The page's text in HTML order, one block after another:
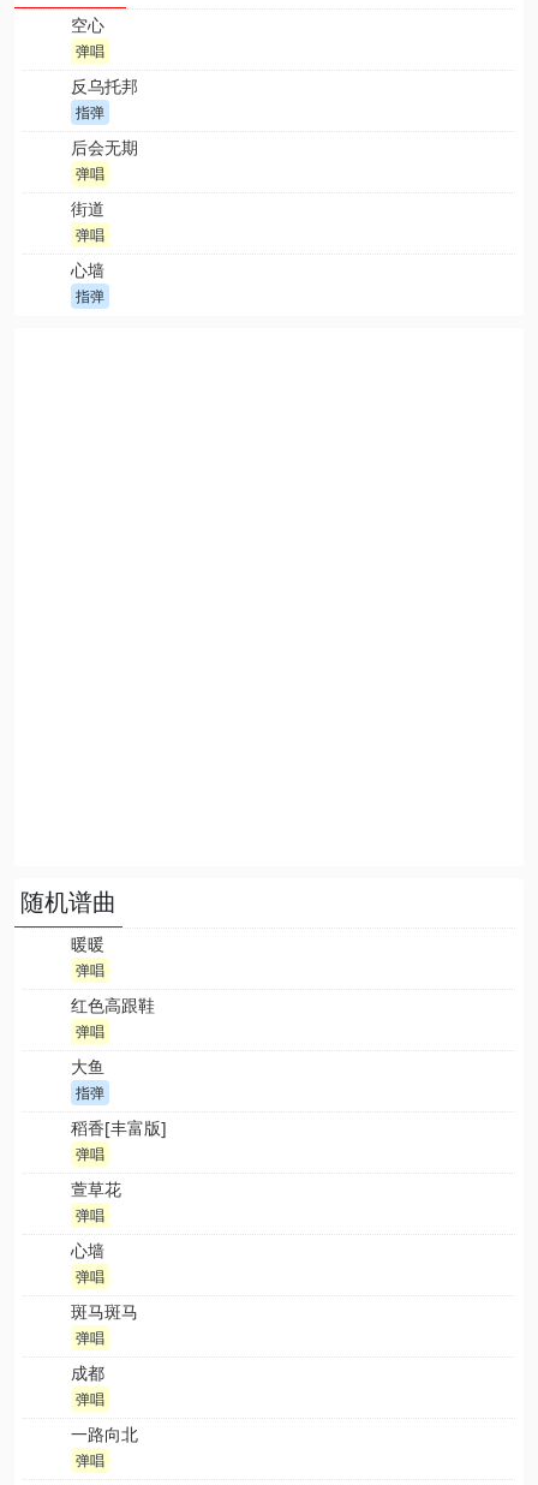
空心
弹唱
反乌托邦
指弹
后会无期
弹唱
街道
弹唱
心墙
指弹
随机谱曲
暖暖
弹唱
红色高跟鞋
弹唱
大鱼
指弹
稻香[丰富版]
弹唱
萱草花
弹唱
心墙
弹唱
斑马斑马
弹唱
成都
弹唱
一路向北
弹唱